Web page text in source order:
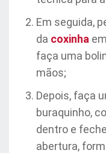
Em seguida,
da coxinha
faça uma
mãos;
Depois, faça
buraquinho,
dentro e
abertura,